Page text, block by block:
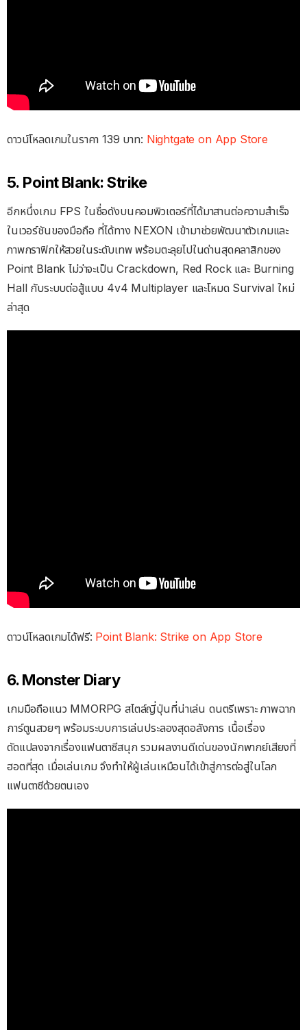
ดาวน์โหลดเกมในราคา 139 บาท: Nightgate on App Store
5. Point Blank: Strike
อีกหนึ่งเกม FPS ในชื่อดังบนคอมพิวเตอร์ที่ได้มาสานต่อความสำเร็จ
ในเวอร์ชันของมือถือ ที่ได้ทาง NEXON เข้ามาช่วยพัฒนาตัวเกมและ
ภาพกราฟิกให้สวยในระดับเทพ พร้อมตะลุยไปในด่านสุดคลาสิกของ
Point Blank ไม่ว่าจะเป็น Crackdown, Red Rock และ Burning
Hall กับระบบต่อสู้แบบ 4v4 Multiplayer และโหมด Survival ใหม่
ล่าสุด
ดาวน์โหลดเกมได้ฟรี: Point Blank: Strike on App Store
6. Monster Diary
เกมมือถือแนว MMORPG สไตล์ญี่ปุ่นที่น่าเล่น ดนตรีเพราะ ภาพฉาก
การ์ตูนสวยๆ พร้อมระบบการเล่นประลองสุดอลังการ เนื้อเรื่อง
ดัดแปลงจากเรื่องแฟนตาซีสนุก รวมผลงานดีเด่นของนักพากย์เสียงที่
ฮอตที่สุด เมื่อเล่นเกม จึงทำให้ผู้เล่นเหมือนได้เข้าสู่การต่อสู่ในโลก
แฟนตาซีด้วยตนเอง